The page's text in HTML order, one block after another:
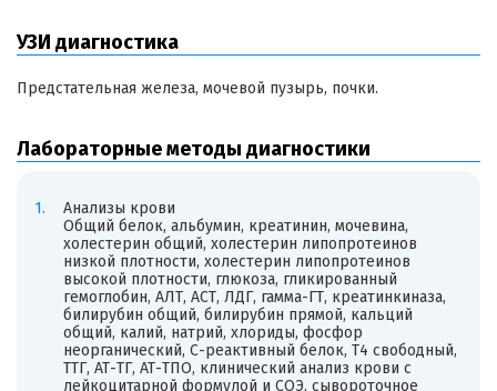
УЗИ диагностика
Предстательная железа, мочевой пузырь, почки.
Лабораторные методы диагностики
Анализы крови
Общий белок, альбумин, креатинин, мочевина,
холестерин общий, холестерин липопротеинов
низкой плотности, холестерин липопротеинов
высокой плотности, глюкоза, гликированный
гемоглобин, АЛТ, АСТ, ЛДГ, гамма-ГТ, креатинкиназа,
билирубин общий, билирубин прямой, кальций
общий, калий, натрий, хлориды, фосфор
неорганический, С-реактивный белок, Т4 свободный,
ТТГ, АТ-ТГ, АТ-ТПО, клинический анализ крови с
лейкоцитарной формулой и СОЭ, сывороточное